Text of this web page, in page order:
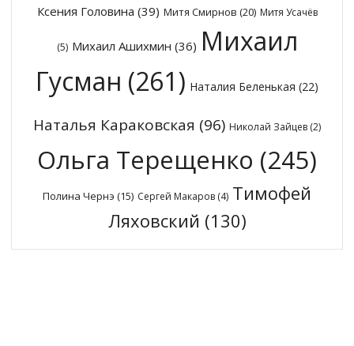
Ксения Головина (39) Митя Смирнов (20) Митя Усачёв
(5) Михаил Ашихмин (36) Михаил
Гусман (261) Наталия Беленькая (22)
Наталья Караковская (96) Николай Зайцев (2)
Ольга Терещенко (245)
Полина Чернэ (15) Сергей Макаров (4) Тимофей
Ляховский (130)